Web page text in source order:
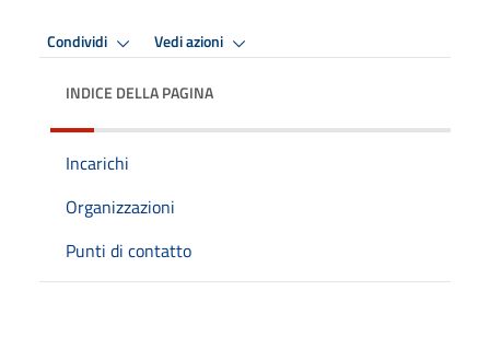
Condividi Vedi azioni
INDICE DELLA PAGINA
Incarichi
Organizzazioni
Punti di contatto